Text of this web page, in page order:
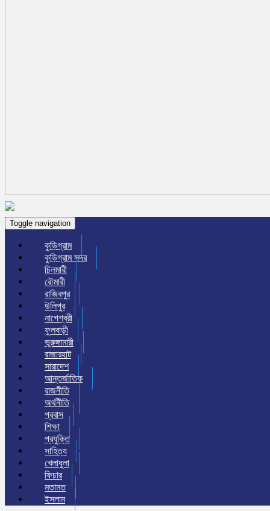
Toggle navigation
কুড়িগ্রাম
কুড়িগ্রাম সদর
চিলমারী
রৌমারী
রাজিবপুর
উলিপুর
নাগেশ্বরী
ফুলবাড়ী
ভুরুঙ্গামারী
রাজারহাট
সারাদেশ
আন্তর্জাতিক
রাজনীতি
অর্থনীতি
প্রবাস
শিক্ষা
প্রযুক্তি
সাহিত্য
খেলাধুলা
ফিচার
মতামত
ইসলাম